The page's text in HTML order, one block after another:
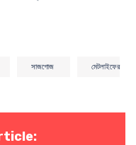
সাজগোজ
মেটলাইফের